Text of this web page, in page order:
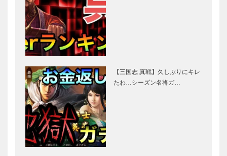
【三国志 真戦】久しぶりにキレ
たわ…シーズン名将ガ…